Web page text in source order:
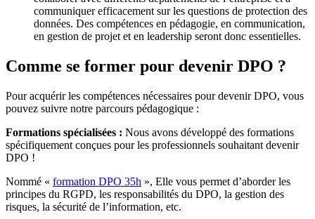
communiquer efficacement sur les questions de protection des
données. Des compétences en pédagogie, en communication,
en gestion de projet et en leadership seront donc essentielles.
Comme se former pour devenir DPO ?
Pour acquérir les compétences nécessaires pour devenir DPO, vous
pouvez suivre notre parcours pédagogique :
Formations spécialisées : Nous avons développé des formations
spécifiquement conçues pour les professionnels souhaitant devenir
DPO !
Nommé « formation DPO 35h », Elle vous permet d’aborder les
principes du RGPD, les responsabilités du DPO, la gestion des
risques, la sécurité de l’information, etc.